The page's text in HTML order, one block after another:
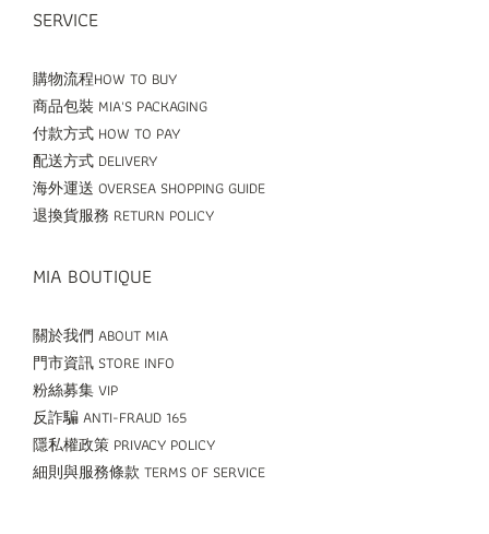
SERVICE
購物流程HOW TO BUY
商品包裝 MIA'S PACKAGING
付款方式 HOW TO PAY
配送方式 DELIVERY
海外運送 OVERSEA SHOPPING GUIDE
退換貨服務 RETURN POLICY
MIA BOUTIQUE
關於我們 ABOUT MIA
門市資訊 STORE INFO
粉絲募集 VIP
反詐騙 ANTI-FRAUD 165
隱私權政策 PRIVACY POLICY
細則與服務條款 TERMS OF SERVICE